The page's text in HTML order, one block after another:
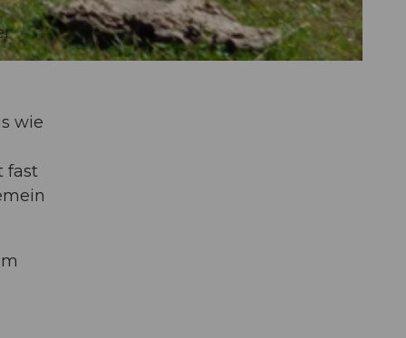
wie
fast